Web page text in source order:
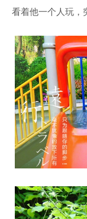
看着他一个人玩，